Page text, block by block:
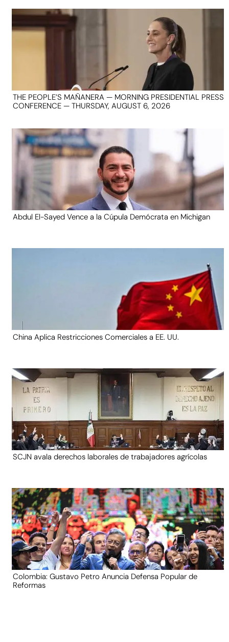
THE PEOPLE’S MAÑANERA — MORNING PRESIDENTIAL PRESS
CONFERENCE — THURSDAY, AUGUST 6, 2026
Abdul El-Sayed Vence a la Cúpula Demócrata en Michigan
China Aplica Restricciones Comerciales a EE. UU.
SCJN avala derechos laborales de trabajadores agrícolas
Colombia: Gustavo Petro Anuncia Defensa Popular de
Reformas